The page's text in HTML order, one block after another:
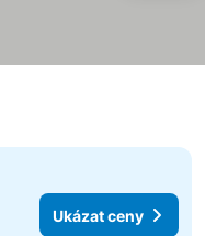
Ukázat ceny